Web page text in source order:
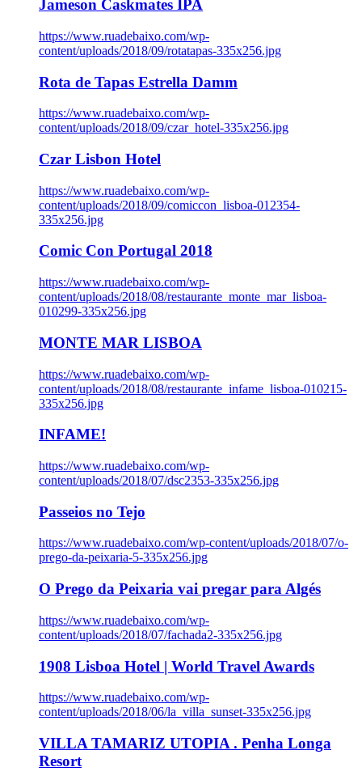
Jameson Caskmates IPA
https://www.ruadebaixo.com/wp-
content/uploads/2018/09/rotatapas-335x256.jpg
Rota de Tapas Estrella Damm
https://www.ruadebaixo.com/wp-
content/uploads/2018/09/czar_hotel-335x256.jpg
Czar Lisbon Hotel
https://www.ruadebaixo.com/wp-
content/uploads/2018/09/comiccon_lisboa-012354-
335x256.jpg
Comic Con Portugal 2018
https://www.ruadebaixo.com/wp-
content/uploads/2018/08/restaurante_monte_mar_lisboa-
010299-335x256.jpg
MONTE MAR LISBOA
https://www.ruadebaixo.com/wp-
content/uploads/2018/08/restaurante_infame_lisboa-010215-
335x256.jpg
INFAME!
https://www.ruadebaixo.com/wp-
content/uploads/2018/07/dsc2353-335x256.jpg
Passeios no Tejo
https://www.ruadebaixo.com/wp-content/uploads/2018/07/o-
prego-da-peixaria-5-335x256.jpg
O Prego da Peixaria vai pregar para Algés
https://www.ruadebaixo.com/wp-
content/uploads/2018/07/fachada2-335x256.jpg
1908 Lisboa Hotel | World Travel Awards
https://www.ruadebaixo.com/wp-
content/uploads/2018/06/la_villa_sunset-335x256.jpg
VILLA TAMARIZ UTOPIA . Penha Longa
Resort